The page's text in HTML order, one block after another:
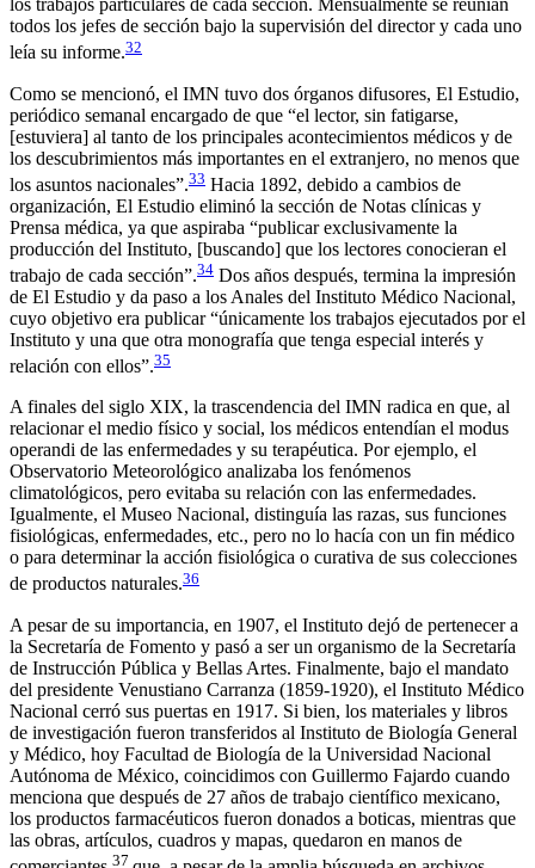
los trabajos particulares de cada sección. Mensualmente se reunían
todos los jefes de sección bajo la supervisión del director y cada uno
leía su informe.32
Como se mencionó, el IMN tuvo dos órganos difusores, El Estudio,
periódico semanal encargado de que “el lector, sin fatigarse,
[estuviera] al tanto de los principales acontecimientos médicos y de
los descubrimientos más importantes en el extranjero, no menos que
los asuntos nacionales”.33 Hacia 1892, debido a cambios de
organización, El Estudio eliminó la sección de Notas clínicas y
Prensa médica, ya que aspiraba “publicar exclusivamente la
producción del Instituto, [buscando] que los lectores conocieran el
trabajo de cada sección”.34 Dos años después, termina la impresión
de El Estudio y da paso a los Anales del Instituto Médico Nacional,
cuyo objetivo era publicar “únicamente los trabajos ejecutados por el
Instituto y una que otra monografía que tenga especial interés y
relación con ellos”.35
A finales del siglo XIX, la trascendencia del IMN radica en que, al
relacionar el medio físico y social, los médicos entendían el modus
operandi de las enfermedades y su terapéutica. Por ejemplo, el
Observatorio Meteorológico analizaba los fenómenos
climatológicos, pero evitaba su relación con las enfermedades.
Igualmente, el Museo Nacional, distinguía las razas, sus funciones
fisiológicas, enfermedades, etc., pero no lo hacía con un fin médico
o para determinar la acción fisiológica o curativa de sus colecciones
de productos naturales.36
A pesar de su importancia, en 1907, el Instituto dejó de pertenecer a
la Secretaría de Fomento y pasó a ser un organismo de la Secretaría
de Instrucción Pública y Bellas Artes. Finalmente, bajo el mandato
del presidente Venustiano Carranza (1859-1920), el Instituto Médico
Nacional cerró sus puertas en 1917. Si bien, los materiales y libros
de investigación fueron transferidos al Instituto de Biología General
y Médico, hoy Facultad de Biología de la Universidad Nacional
Autónoma de México, coincidimos con Guillermo Fajardo cuando
menciona que después de 27 años de trabajo científico mexicano,
los productos farmacéuticos fueron donados a boticas, mientras que
las obras, artículos, cuadros y mapas, quedaron en manos de
37